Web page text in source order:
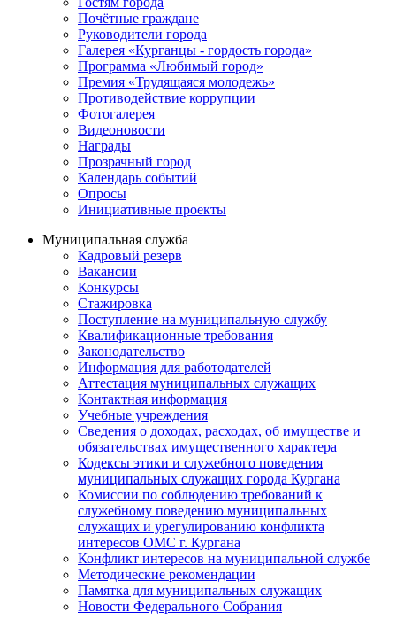
Почётные граждане
Руководители города
Галерея «Курганцы - гордость города»
Программа «Любимый город»
Премия «Трудящаяся молодежь»
Противодействие коррупции
Фотогалерея
Видеоновости
Награды
Прозрачный город
Календарь событий
Опросы
Инициативные проекты
Муниципальная служба
Кадровый резерв
Вакансии
Конкурсы
Стажировка
Поступление на муниципальную службу
Квалификационные требования
Законодательство
Информация для работодателей
Аттестация муниципальных служащих
Контактная информация
Учебные учреждения
Сведения о доходах, расходах, об имуществе и
обязательствах имущественного характера
Кодексы этики и служебного поведения
муниципальных служащих города Кургана
Комиссии по соблюдению требований к
служебному поведению муниципальных
служащих и урегулированию конфликта
интересов ОМС г. Кургана
Конфликт интересов на муниципальной службе
Методические рекомендации
Памятка для муниципальных служащих
Новости Федерального Cобрания